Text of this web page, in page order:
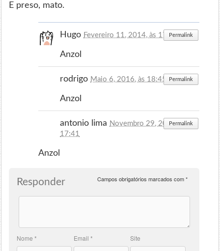
E preso, mato.
Hugo Fevereiro 11, 2014, às 17:42Permalink
Anzol
rodrigo Maio 6, 2016, às 18:45 Permalink
Anzol
antonio lima Novembro 29, 2016, às
17:41
Permalink
Anzol
Responder Campos obrigatórios marcados com*
Nome* Email * Site